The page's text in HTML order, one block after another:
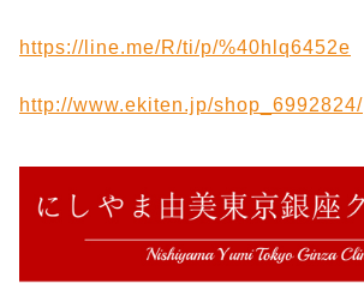
https://line.me/R/ti/p/%40hlq6452e
http://www.ekiten.jp/shop_6992824/